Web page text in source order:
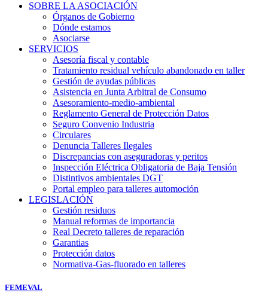
SOBRE LA ASOCIACIÓN
Órganos de Gobierno
Dónde estamos
Asociarse
SERVICIOS
Asesoría fiscal y contable
Tratamiento residual vehículo abandonado en taller
Gestión de ayudas públicas
Asistencia en Junta Arbitral de Consumo
Asesoramiento-medio-ambiental
Reglamento General de Protección Datos
Seguro Convenio Industria
Circulares
Denuncia Talleres Ilegales
Discrepancias con aseguradoras y peritos
Inspección Eléctrica Obligatoria de Baja Tensión
Distintivos ambientales DGT
Portal empleo para talleres automoción
LEGISLACIÓN
Gestión residuos
Manual reformas de importancia
Real Decreto talleres de reparación
Garantias
Protección datos
Normativa-Gas-fluorado en talleres
FEMEVAL